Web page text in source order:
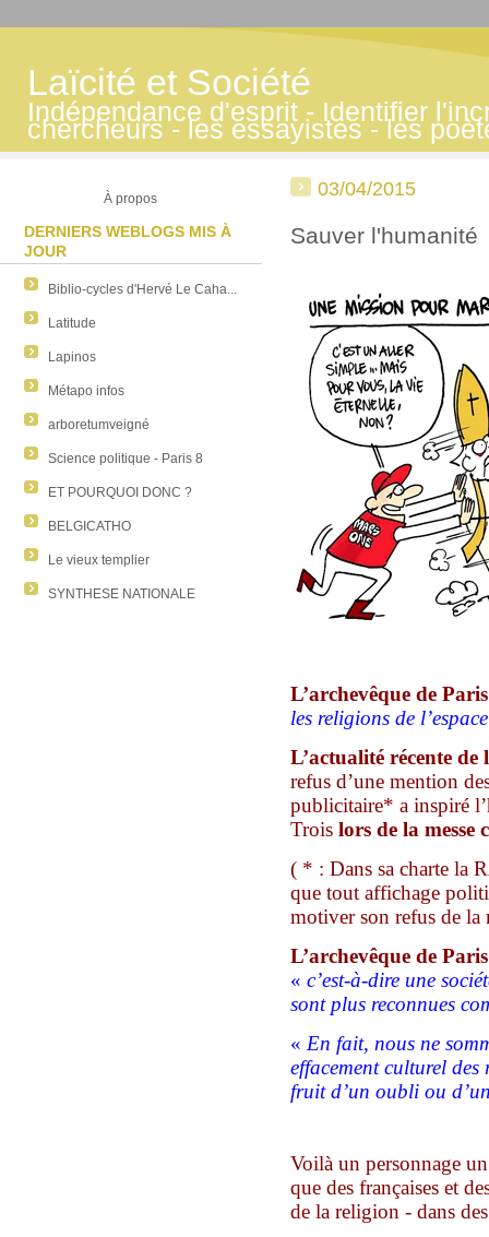
Laïcité et Société
Indépendance d'esprit - Identifier
chercheurs - les essayistes - les
À propos
DERNIERS WEBLOGS MIS À
JOUR
Biblio-cycles d'Hervé Le Caha...
Latitude
Lapinos
Métapo infos
arboretumveigné
Science politique - Paris 8
ET POURQUOI DONC ?
BELGICATHO
Le vieux templier
SYNTHESE NATIONALE
03/04/2015
Sauver l'humanité
L’archevêque de
les religions de
L’actualité récente
refus d’une mention
publicitaire* a inspiré
Trois lors de la
( * : Dans sa charte la
que tout affichage
motiver son refus de
L’archevêque de
« c’est-à-dire une
sont plus reconnues
« En fait, nous ne
effacement culturel des
fruit d’un oubli ou
Voilà un personnage
que des françaises et
de la religion - dans